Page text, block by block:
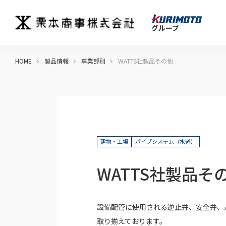
グループ
HOME 製品情報 事業部別 WATTS社製品その他
建物・工場 パイプシステム（水道）
WATTS社製品そ
設備配管に使用される逆止弁、安全弁
取り揃えております。